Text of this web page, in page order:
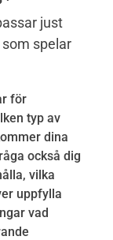
just
spelar
för
typ av
dina
också dig
vilka
uppfylla
vad